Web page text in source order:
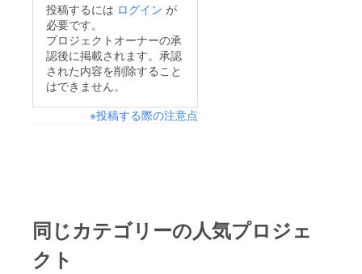
投稿するには ログイン が
必要です。
プロジェクトオーナーの承
認後に掲載されます。承認
された内容を削除すること
はできません。
※投稿する際の注意点
同じカテゴリーの人気プロジェ
クト